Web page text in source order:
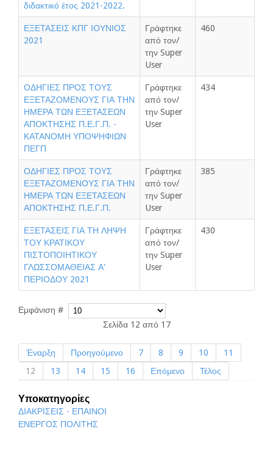
διδακτικό έτος 2021-2022.
ΕΞΕΤΑΣΕΙΣ ΚΠΓ ΙΟΥΝΙΟΣ
2021
Γράφτηκε
από τον/
την Super
User
460
ΟΔΗΓΙΕΣ ΠΡΟΣ ΤΟΥΣ
ΕΞΕΤΑΖΟΜΕΝΟΥΣ ΓΙΑ ΤΗΝ
ΗΜΕΡΑ ΤΩΝ ΕΞΕΤΑΣΕΩΝ
ΑΠΟΚΤΗΣΗΣ Π.Ε.Γ.Π. -
ΚΑΤΑΝΟΜΗ ΥΠΟΨΗΦΙΩΝ
ΠΕΓΠ
Γράφτηκε
από τον/
την Super
User
434
ΟΔΗΓΙΕΣ ΠΡΟΣ ΤΟΥΣ
ΕΞΕΤΑΖΟΜΕΝΟΥΣ ΓΙΑ ΤΗΝ
ΗΜΕΡΑ ΤΩΝ ΕΞΕΤΑΣΕΩΝ
ΑΠΟΚΤΗΣΗΣ Π.Ε.Γ.Π.
Γράφτηκε
από τον/
την Super
User
385
ΕΞΕΤΑΣΕΙΣ ΓΙΑ ΤΗ ΛΗΨΗ
ΤΟΥ ΚΡΑΤΙΚΟΥ
ΠΙΣΤΟΠΟΙΗΤΙΚΟΥ
ΓΛΩΣΣΟΜΑΘΕΙΑΣ Α'
ΠΕΡΙΟΔΟΥ 2021
Γράφτηκε
από τον/
την Super
User
430
Εμφάνιση #
Σελίδα 12 από 17
Έναρξη Προηγούμενο 7 8 9 10
11
12
13 14 15 16 Επόμενο Τέλος
Υποκατηγορίες
ΔΙΑΚΡΙΣΕΙΣ - ΕΠΑΙΝΟΙ
ΕΝΕΡΓΟΣ ΠΟΛΙΤΗΣ